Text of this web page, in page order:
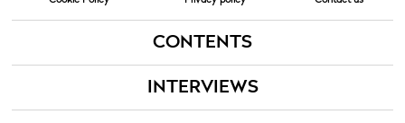
CONTENTS
INTERVIEWS